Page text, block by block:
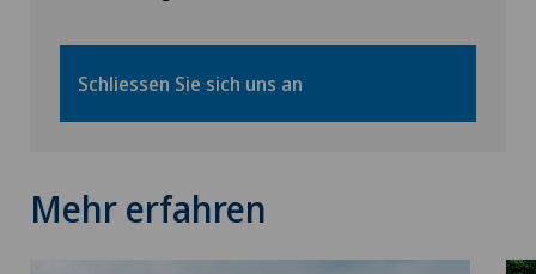
Kniearthrose (Gonarthrose)
Schliessen Sie sich uns an
Mehr erfahren